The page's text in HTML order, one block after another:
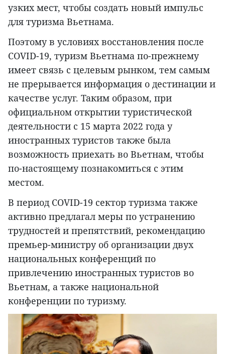
узких мест, чтобы создать новый импульс
для туризма Вьетнама.
Поэтому в условиях восстановления после
COVID-19, туризм Вьетнама по-прежнему
имеет связь с целевым рынком, тем самым
не прерывается информация о дестинации и
качестве услуг. Таким образом, при
официальном открытии туристической
деятельности с 15 марта 2022 года у
иностранных туристов также была
возможность приехать во Вьетнам, чтобы
по-настоящему познакомиться с этим
местом.
В период COVID-19 сектор туризма также
активно предлагал меры по устранению
трудностей и препятствий, рекомендацию
премьер-министру об организации двух
национальных конференций по
привлечению иностранных туристов во
Вьетнам, а также национальной
конференции по туризму.